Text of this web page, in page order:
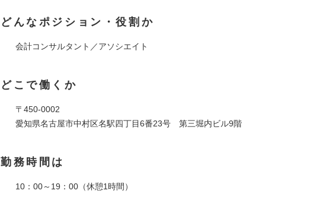
どんなポジション・役割か
会計コンサルタント／アソシエイト
どこで働くか
〒450-0002
愛知県名古屋市中村区名駅四丁目6番23号 第三堀内ビル9階
勤務時間は
10：00～19：00（休憩1時間）